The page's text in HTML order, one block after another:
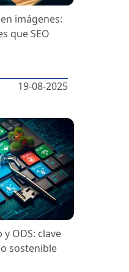
imágenes:
que SEO
19-08-2025
ODS: clave
sostenible